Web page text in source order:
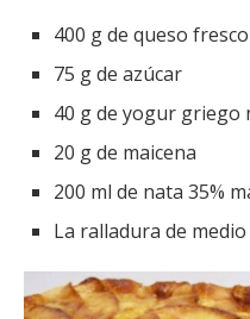
400 g de queso
75 g de azúcar
40 g de yogur griego
20 g de maicena
200 ml de nata 35%
La ralladura de